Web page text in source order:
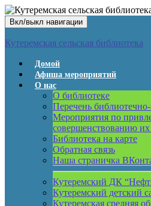
Вкл/выкл навигации
Кутеремская сельская библиотека
Домой
Афиша мероприятий
О нас
О библиотеке
Перечень
Мероприятия по
совершенствованию
Библиотека на карте
Обратная связь
Наша страничка
Кутеремский ДК
Кутеремский детский
Кутеремская средняя